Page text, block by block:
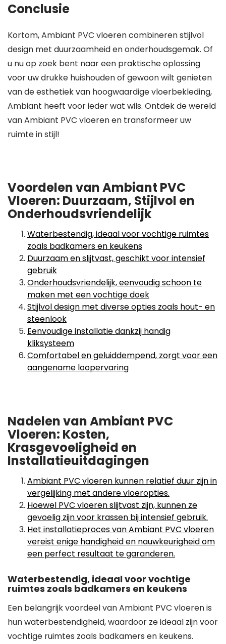
Conclusie
Kortom, Ambiant PVC vloeren combineren stijlvol
design met duurzaamheid en onderhoudsgemak. Of
u nu op zoek bent naar een praktische oplossing
voor uw drukke huishouden of gewoon wilt genieten
van de esthetiek van hoogwaardige vloerbekleding,
Ambiant heeft voor ieder wat wils. Ontdek de wereld
van Ambiant PVC vloeren en transformeer uw
ruimte in stijl!
Voordelen van Ambiant PVC
Vloeren: Duurzaam, Stijlvol en
Onderhoudsvriendelijk
Waterbestendig, ideaal voor vochtige ruimtes
zoals badkamers en keukens
Duurzaam en slijtvast, geschikt voor intensief
gebruik
Onderhoudsvriendelijk, eenvoudig schoon te
maken met een vochtige doek
Stijlvol design met diverse opties zoals hout- en
steenlook
Eenvoudige installatie dankzij handig
kliksysteem
Comfortabel en geluiddempend, zorgt voor een
aangename loopervaring
Nadelen van Ambiant PVC
Vloeren: Kosten,
Krasgevoeligheid en
Installatieuitdagingen
Ambiant PVC vloeren kunnen relatief duur zijn in
vergelijking met andere vloeropties.
Hoewel PVC vloeren slijtvast zijn, kunnen ze
gevoelig zijn voor krassen bij intensief gebruik.
Het installatieproces van Ambiant PVC vloeren
vereist enige handigheid en nauwkeurigheid om
een perfect resultaat te garanderen.
Waterbestendig, ideaal voor vochtige
ruimtes zoals badkamers en keukens
Een belangrijk voordeel van Ambiant PVC vloeren is
hun waterbestendigheid, waardoor ze ideaal zijn voor
vochtige ruimtes zoals badkamers en keukens.